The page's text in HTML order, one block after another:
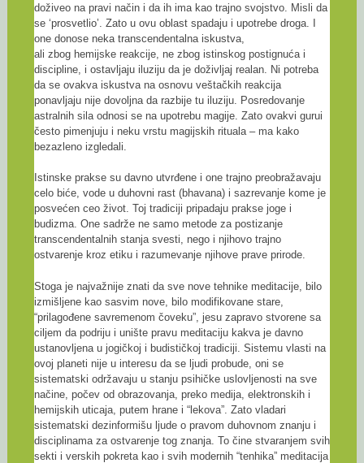
doživeo na pravi način i da ih ima kao trajno svojstvo. Misli da
se ‘prosvetlio’. Zato u ovu oblast spadaju i upotrebe droga. I
one donose neka transcendentalna iskustva,
ali zbog hemijske reakcije, ne zbog istinskog postignuća i
discipline, i ostavljaju iluziju da je doživljaj realan. Ni potreba
da se ovakva iskustva na osnovu veštačkih reakcija
ponavljaju nije dovoljna da razbije tu iluziju. Posredovanje
astralnih sila odnosi se na upotrebu magije. Zato ovakvi gurui
često pimenjuju i neku vrstu magijskih rituala – ma kako
bezazleno izgledali.
Istinske prakse su davno utvrđene i one trajno preobražavaju
celo biće, vode u duhovni rast (bhavana) i sazrevanje kome je
posvećen ceo život. Toj tradiciji pripadaju prakse joge i
budizma. One sadrže ne samo metode za postizanje
transcendentalnih stanja svesti, nego i njihovo trajno
ostvarenje kroz etiku i razumevanje njihove prave prirode.
Stoga je najvažnije znati da sve nove tehnike meditacije, bilo
izmišljene kao sasvim nove, bilo modifikovane stare,
“prilagođene savremenom čoveku”, jesu zapravo stvorene sa
ciljem da podriju i unište pravu meditaciju kakva je davno
ustanovljena u jogičkoj i budističkoj tradiciji. Sistemu vlasti na
ovoj planeti nije u interesu da se ljudi probude, oni se
sistematski održavaju u stanju psihičke uslovljenosti na sve
načine, počev od obrazovanja, preko medija, elektronskih i
hemijskih uticaja, putem hrane i “lekova”. Zato vladari
sistematski dezinformišu ljude o pravom duhovnom znanju i
disciplinama za ostvarenje tog znanja. To čine stvaranjem svih
sekti i verskih pokreta kao i svih modernih “tenhika” meditacija